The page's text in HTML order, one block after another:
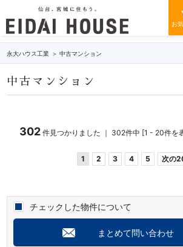
お
永大ハウス工業 中古マンション
中古マンション
302 件見つかりました ｜ 302件中 [1 - 20件を
1 2 3 4 5 次の
チェックした物件について
まとめて問い合わせ